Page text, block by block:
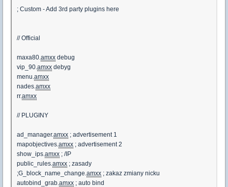
; Custom - Add 3rd party plugins here
// Official
maxa80. amxx debug
vip_90. amxx debyg
menu. amxx
nades. amxx
rr.amxx
// PLUGINY
ad_manager.amxx ; advertisement 1
mapobjectives. amxx ; advertisement 2
show_ips. amxx ; /IP
public_rules. amxx ; zasady
;G_block_name_change. amxx ; zakaz zmiany nicku
autobind_grab. amxx ; auto bind